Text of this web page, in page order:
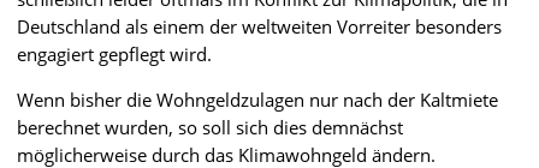
Deutschland als einem der weltweiten Vorreiter besonders
engagiert gepflegt wird.
Wenn bisher die Wohngeldzulagen nur nach der Kaltmiete
berechnet wurden, so soll sich dies demnächst
möglicherweise durch das Klimawohngeld ändern.